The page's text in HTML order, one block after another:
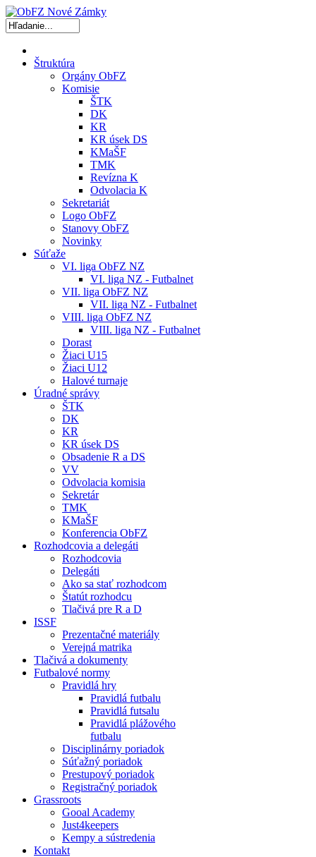
Štruktúra
Orgány ObFZ
Komisie
ŠTK
DK
KR
KR úsek DS
KMaŠF
TMK
Revízna K
Odvolacia K
Sekretariát
Logo ObFZ
Stanovy ObFZ
Novinky
Súťaže
VI. liga ObFZ NZ
VI. liga NZ - Futbalnet
VII. liga ObFZ NZ
VII. liga NZ - Futbalnet
VIII. liga ObFZ NZ
VIII. liga NZ - Futbalnet
Dorast
Žiaci U15
Žiaci U12
Halové turnaje
Úradné správy
ŠTK
DK
KR
KR úsek DS
Obsadenie R a DS
VV
Odvolacia komisia
Sekretár
TMK
KMaŠF
Konferencia ObFZ
Rozhodcovia a delegáti
Rozhodcovia
Delegáti
Ako sa stať rozhodcom
Štatút rozhodcu
Tlačivá pre R a D
ISSF
Prezentačné materiály
Verejná matrika
Tlačivá a dokumenty
Futbalové normy
Pravidlá hry
Pravidlá futbalu
Pravidlá futsalu
Pravidlá plážového
futbalu
Disciplinárny poriadok
Súťažný poriadok
Prestupový poriadok
Registračný poriadok
Grassroots
Gooal Academy
Just4keepers
Kempy a sústredenia
Kontakt